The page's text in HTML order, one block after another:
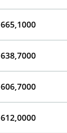
665,1000
638,7000
606,7000
612,0000